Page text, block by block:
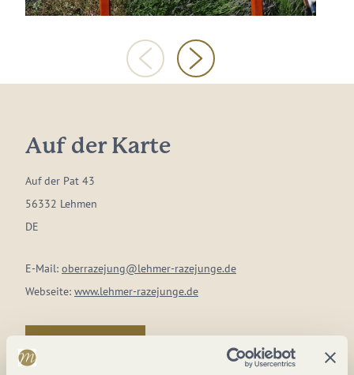
Auf der Karte
Auf der Pat 43
56332 Lehmen
DE
E-Mail: oberrazejung@lehmer-razejunge.de
Webseite: www.lehmer-razejunge.de